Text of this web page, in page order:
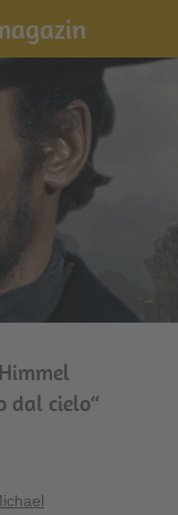
dal cielo“